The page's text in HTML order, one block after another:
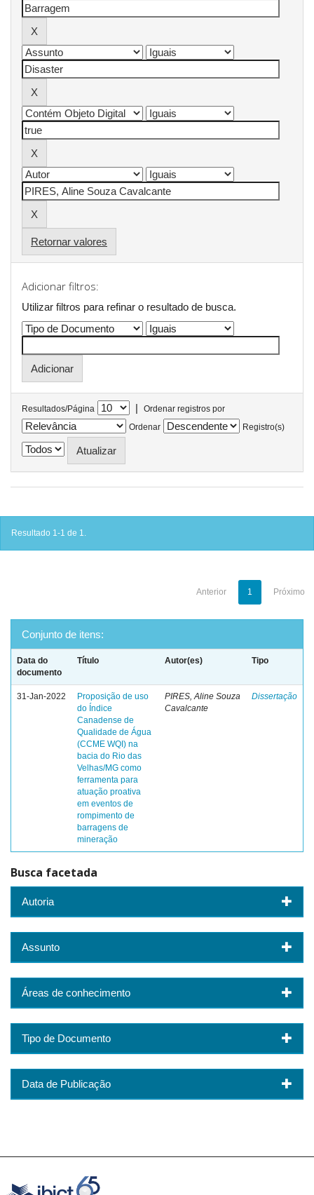
Retornar valores
Adicionar filtros:
Utilizar filtros para refinar o resultado de busca.
Resultados/Página |
Ordenar registros por
Ordenar
Registro(s)
Resultado 1-1 de 1.
Anterior 1 Próximo
Conjunto de itens:
Data do
documento
Título Autor(es) Tipo
31-Jan-2022
Proposição de uso
do Índice
Canadense de
Qualidade de Água
(CCME WQI) na
bacia do Rio das
Velhas/MG como
ferramenta para
atuação proativa
em eventos de
rompimento de
barragens de
mineração
PIRES, Aline Souza
Cavalcante
Dissertação
Busca facetada
Autoria
Assunto
Áreas de conhecimento
Tipo de Documento
Data de Publicação